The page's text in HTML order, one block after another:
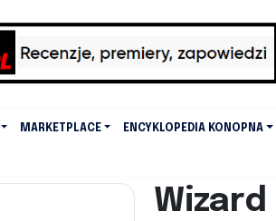
MARKETPLACE ENCYKLOPEDIA KONOPNA
Wizard